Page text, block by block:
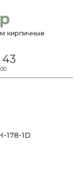
кирпичные
43
178-1D